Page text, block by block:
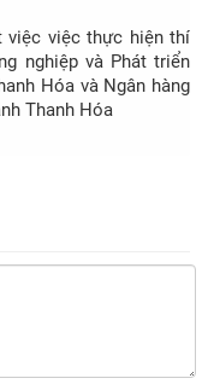
việc việc thực hiện thí
nghiệp và Phát triển
Hóa và Ngân hàng
Thanh Hóa